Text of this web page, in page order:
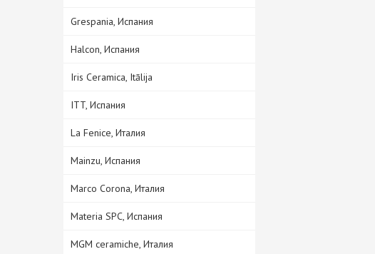
Grespania, Испания
Halcon, Испания
Iris Ceramica, Itālija
ITT, Испания
La Fenice, Италия
Mainzu, Испания
Marco Corona, Италия
Materia SPC, Испания
MGM ceramiche, Италия